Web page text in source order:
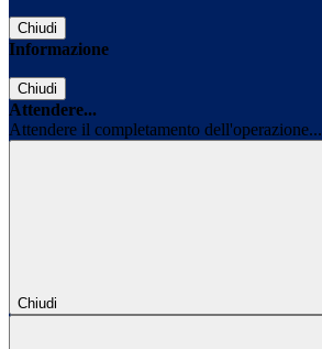
Chiudi
Informazione
Chiudi
Attendere...
Attendere il completamento dell'operazione...
Chiudi